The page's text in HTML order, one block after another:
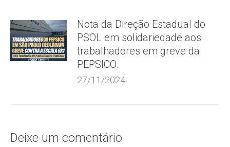
Nota da Direção Estadual do
PSOL em solidariedade aos
trabalhadores em greve da
PEPSICO.
27/11/2024
Deixe um comentário